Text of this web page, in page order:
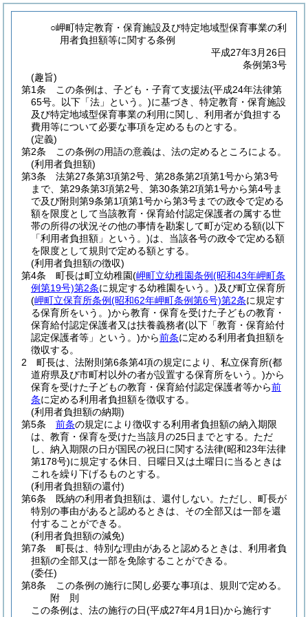
○岬町特定教育・保育施設及び特定地域型保育事業の利
用者負担額等に関する条例
平成27年3月26日
条例第3号
(趣旨)
第1条
この条例は、子ども・子育て支援法(平成24年法律第
65号。以下「法」という。)に基づき、特定教育・保育施設
及び特定地域型保育事業の利用に関し、利用者が負担する
費用等について必要な事項を定めるものとする。
(定義)
第2条
この条例の用語の意義は、法の定めるところによる。
(利用者負担額)
第3条
法第27条第3項第2号、第28条第2項第1号から第3号
まで、第29条第3項第2号、第30条第2項第1号から第4号ま
で及び附則第9条第1項第1号から第3号までの政令で定める
額を限度として当該教育・保育給付認定保護者の属する世
帯の所得の状況その他の事情を勘案して町が定める額(以下
「利用者負担額」という。)は、当該各号の政令で定める額
を限度として規則で定める額とする。
(利用者負担額の徴収)
第4条
町長は町立幼稚園(岬町立幼稚園条例(昭和43年岬町条
例第19号)第2条に規定する幼稚園をいう。)及び町立保育所
(岬町立保育所条例(昭和62年岬町条例第6号)第2条に規定す
る保育所をいう。)から教育・保育を受けた子どもの教育・
保育給付認定保護者又は扶養義務者(以下「教育・保育給付
認定保護者等」という。)から前条に定める利用者負担額を
徴収する。
2
町長は、法附則第6条第4項の規定により、私立保育所(都
道府県及び市町村以外の者が設置する保育所をいう。)から
保育を受けた子どもの教育・保育給付認定保護者等から前
条に定める利用者負担額を徴収する。
(利用者負担額の納期)
第5条
前条の規定により徴収する利用者負担額の納入期限
は、教育・保育を受けた当該月の25日までとする。 ただ
し、納入期限の日が国民の祝日に関する法律(昭和23年法律
第178号)に規定する休日、日曜日又は土曜日に当るときは
これを繰り下げるものとする。
(利用者負担額の還付)
第6条
既納の利用者負担額は、還付しない。 ただし、町長が
特別の事由があると認めるときは、その全部又は一部を還
付することができる。
(利用者負担額の減免)
第7条
町長は、特別な理由があると認めるときは、利用者負
担額の全部又は一部を免除することができる。
(委任)
第8条
この条例の施行に関し必要な事項は、規則で定める。
附 則
この条例は、法の施行の日(平成27年4月1日)から施行す